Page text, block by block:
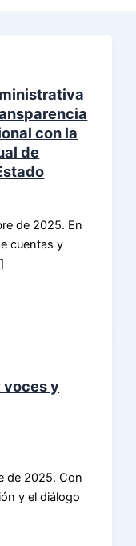
con la
de
de 2025. En
cuentas y
voces y
de 2025. Con
y el diálogo